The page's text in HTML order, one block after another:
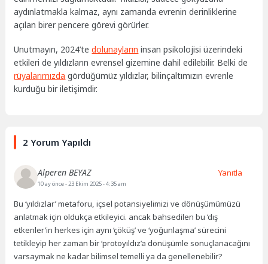
aydınlatmakla kalmaz, aynı zamanda evrenin derinliklerine
açılan birer pencere görevi görürler.
Unutmayın, 2024’tedolunayların insan psikolojisi üzerindeki
etkileri de yıldızların evrensel gizemine dahil edilebilir. Belki de
rüyalarımızda gördüğümüz yıldızlar, bilinçaltımızın evrenle
kurduğu bir iletişimdir.
2 Yorum Yapıldı
Alperen BEYAZ
10 ay önce- 23 Ekim 2025 - 4:35 am
Bu ‘yıldızlar’ metaforu, içsel potansiyelimizi ve dönüşümümüzü
anlatmak için oldukça etkileyici. ancak bahsedilen bu ‘dış
etkenler’in herkes için aynı ‘çöküş’ ve ‘yoğunlaşma’ sürecini
tetikleyip her zaman bir ‘protoyıldız’a dönüşümle sonuçlanacağını
varsaymak ne kadar bilimsel temelli ya da genellenebilir?
Yanıtla